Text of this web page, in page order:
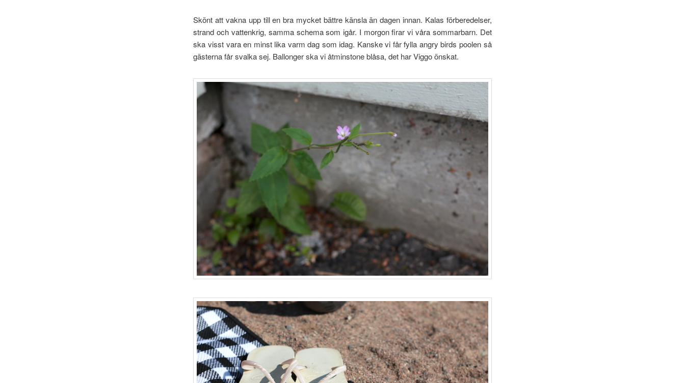
Skönt att vakna upp till en bra mycket bättre känsla än dagen innan. Kalas förberedelser,
strand och vattenkrig, samma schema som igår. I morgon firar vi våra sommarbarn. Det
ska visst vara en minst lika varm dag som idag. Kanske vi får fylla angry birds poolen så
gästerna får svalka sej. Ballonger ska vi åtminstone blåsa, det har Viggo önskat.